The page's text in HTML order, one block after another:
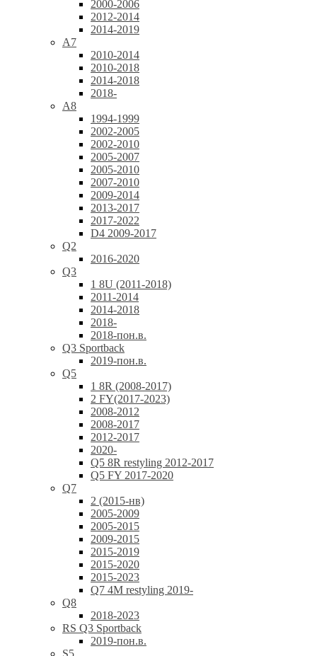
2000-2006
2012-2014
2014-2019
A7
2010-2014
2010-2018
2014-2018
2018-
A8
1994-1999
2002-2005
2002-2010
2005-2007
2005-2010
2007-2010
2009-2014
2013-2017
2017-2022
D4 2009-2017
Q2
2016-2020
Q3
1 8U (2011-2018)
2011-2014
2014-2018
2018-
2018-пон.в.
Q3 Sportback
2019-пон.в.
Q5
1 8R (2008-2017)
2 FY(2017-2023)
2008-2012
2008-2017
2012-2017
2020-
Q5 8R restyling 2012-2017
Q5 FY 2017-2020
Q7
2 (2015-нв)
2005-2009
2005-2015
2009-2015
2015-2019
2015-2020
2015-2023
Q7 4M restyling 2019-
Q8
2018-2023
RS Q3 Sportback
2019-пон.в.
S5